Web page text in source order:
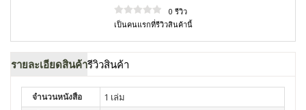
0 รีวิว
เป็นคนแรกที่รีวิวสินค้านี้
รายละเอียดสินค้ารีวิวสินค้า
จำนวนหนังสือ 1 เล่ม